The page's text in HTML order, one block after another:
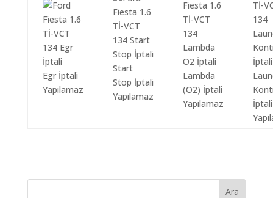
Egr İptali
Yapılamaz
Start
Stop İptali
Yapılamaz
Lambda
(O2) İptali
Yapılamaz
İptali
Ara